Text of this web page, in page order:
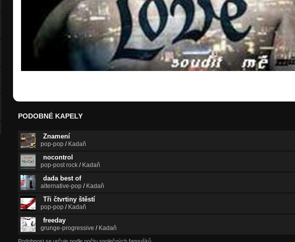
PODOBNÉ KAPELY
Znamení
pop-pop / Kadaň
nocontrol
pop-post rock / Kadaň
dada best of
alternative-pop / Kadaň
Tři čtvrtiny štěstí
pop-pop / Kadaň
freeday
grunge-progressive / Kadaň